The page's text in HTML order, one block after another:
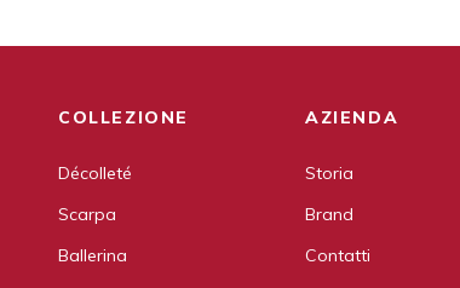
COLLEZIONE
Décolleté
Scarpa
Ballerina
AZIENDA
Storia
Brand
Contatti